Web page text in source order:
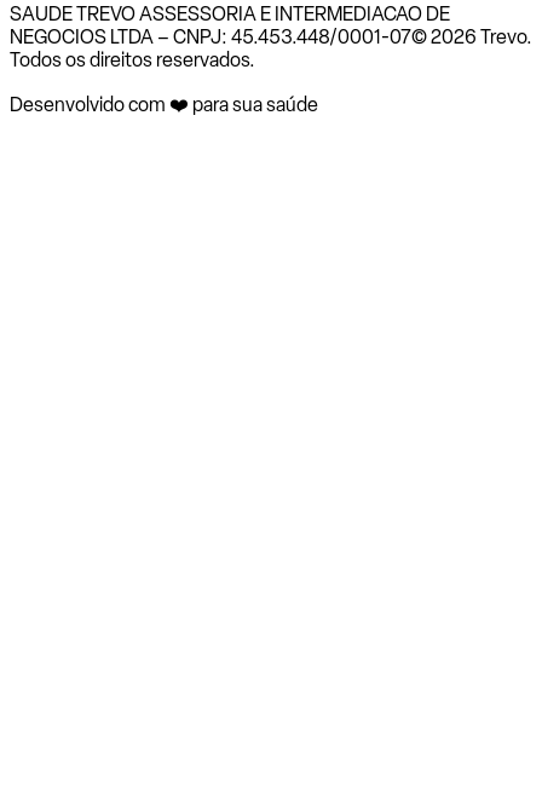
SAUDE TREVO ASSESSORIA E INTERMEDIACAO DE
NEGOCIOS LTDA – CNPJ: 45.453.448/0001-07© 2026 Trevo.
Todos os direitos reservados.
Desenvolvido com ❤️ para sua saúde